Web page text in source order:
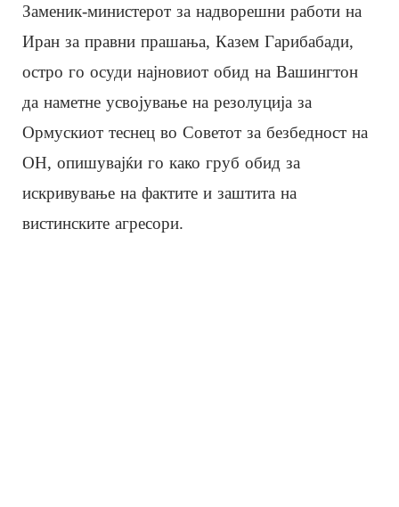
Заменик-министерот за надворешни работи на
Иран за правни прашања, Казем Гарибабади,
остро го осуди најновиот обид на Вашингтон
да наметне усвојување на резолуција за
Ормускиот теснец во Советот за безбедност на
ОН, опишувајќи го како груб обид за
искривување на фактите и заштита на
вистинските агресори.